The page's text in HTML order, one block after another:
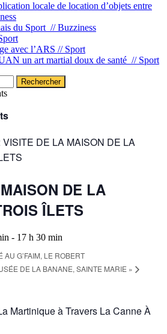
locale de location d’objets entre
du Sport //Buzziness
avec l’ARS // Sport
un art martial doux de santé // Sport
VISITE DE LA MAISON DE LA
DE LA
ÎLETS
- 17 h 30 min
AU G’FAIM, LE ROBERT
DE LA BANANE, SAINTE MARIE »
Martinique à Travers La Canne À